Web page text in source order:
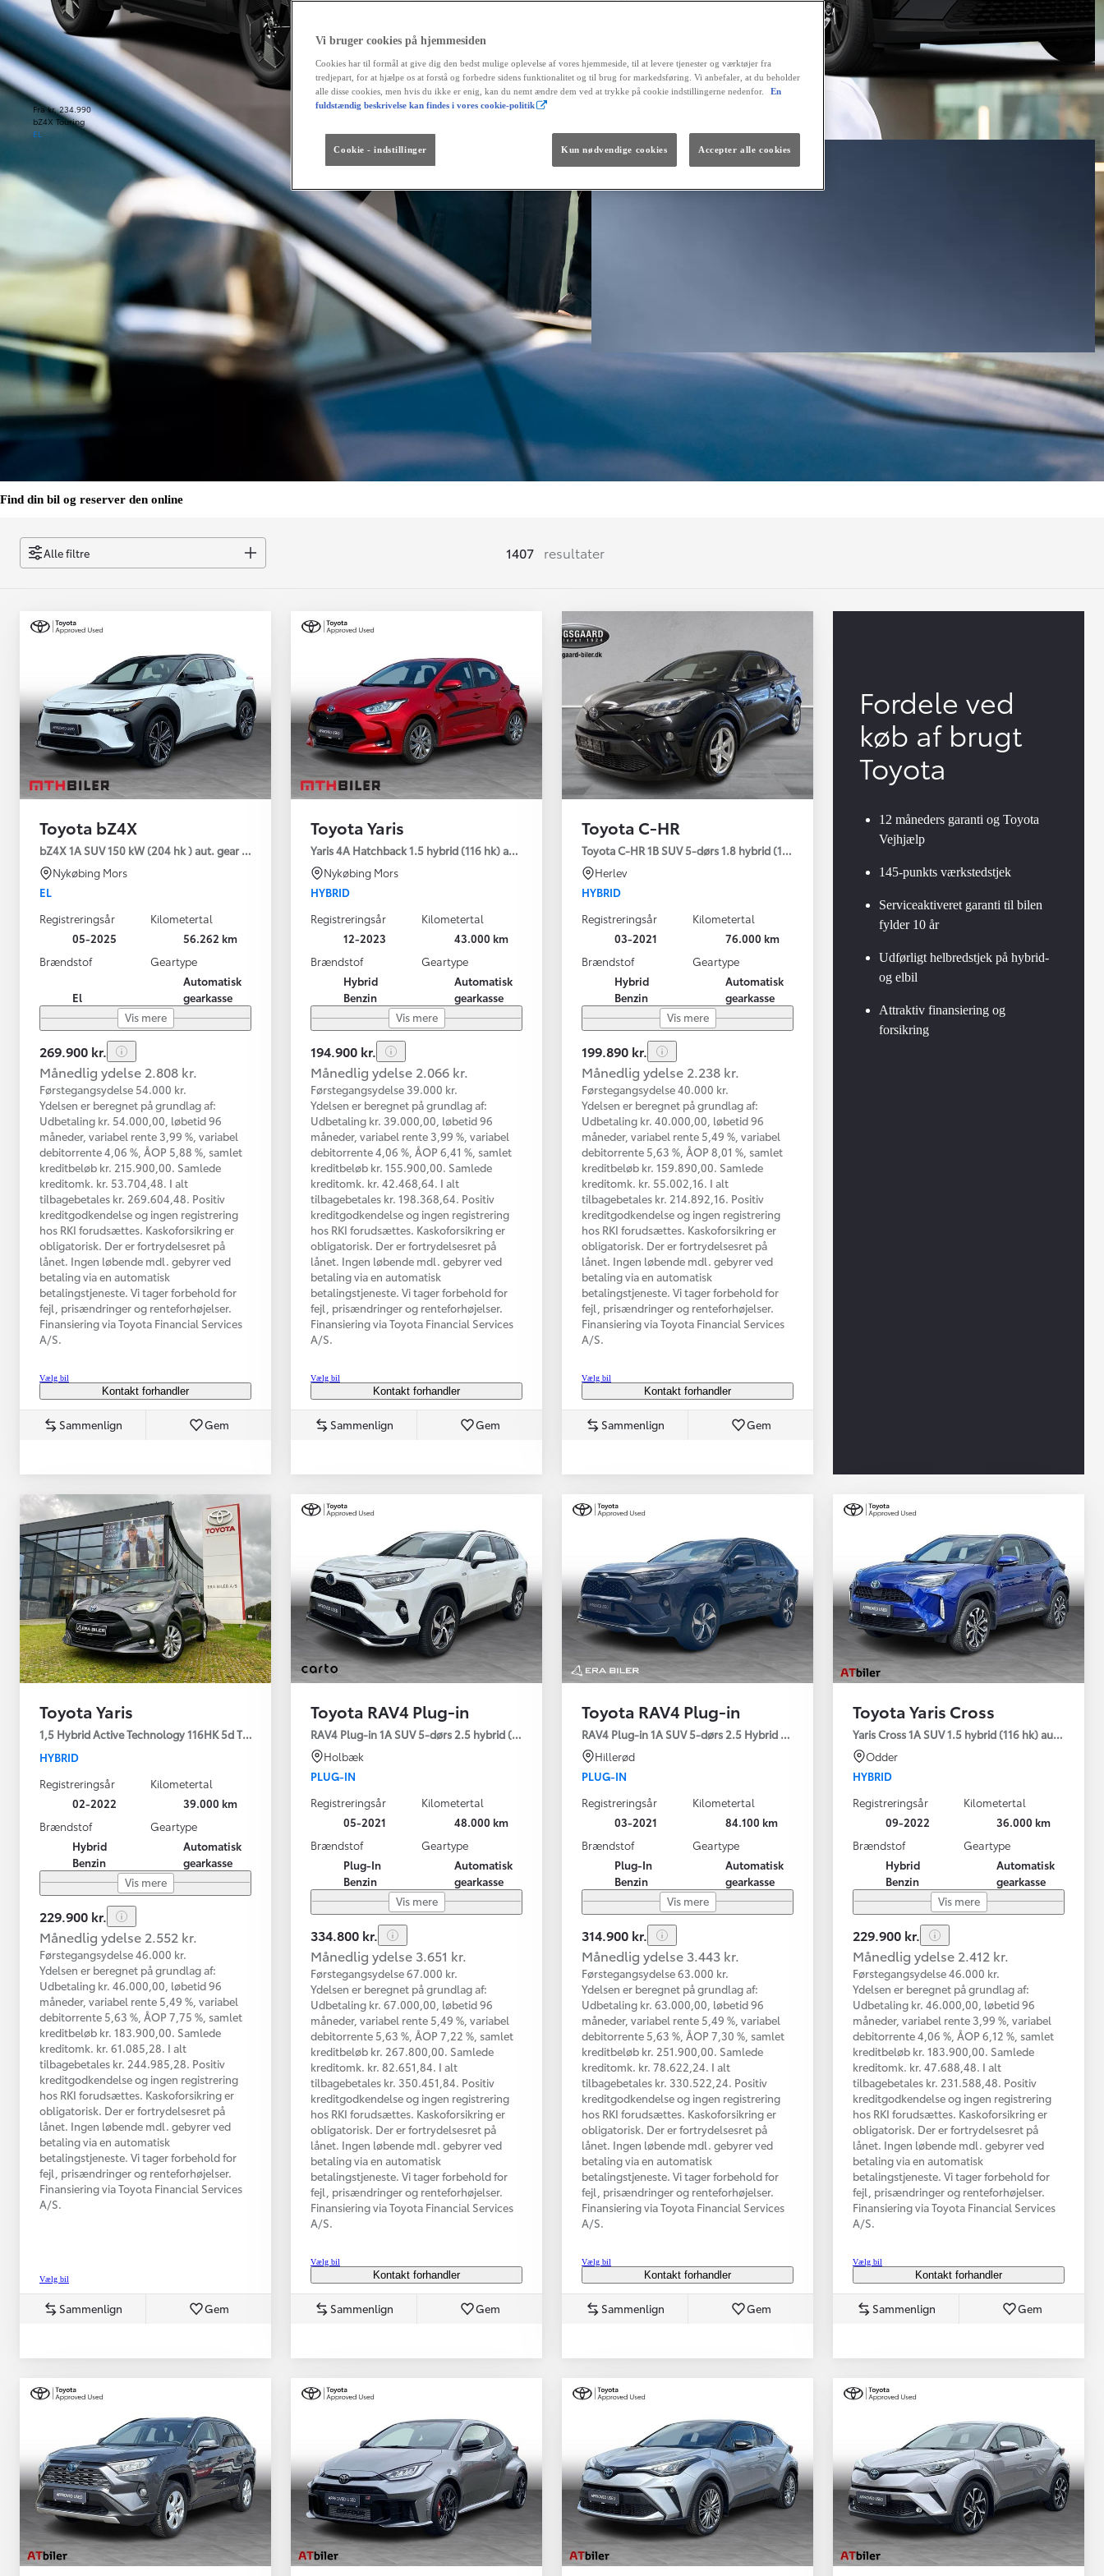
Fra kr. 234.990
bZ4X Touring
EL
Fra kr. 349.990
The soul lives on.
HYBRID
Den nye Yaris Cross
Kommer snart
Find din bil og reserver den online
Alle filtre 1407 resultater
Toyota bZ4X
bZ4X 1A SUV 150 kW (204 hk ) aut. gear Executive Premium
Nykøbing Mors
EL
Registreringsår
05-2025
Kilometertal
56.262 km
Brændstof
El
Geartype
Automatisk
gearkasse
Vis mere
269.900 kr.
Månedlig ydelse 2.808 kr.
Førstegangsydelse 54.000 kr.
Ydelsen er beregnet på grundlag af:
Udbetaling kr. 54.000,00, løbetid 96
måneder, variabel rente 3,99 %, variabel
debitorrente 4,06 %, ÅOP 5,88 %, samlet
kreditbeløb kr. 215.900,00. Samlede
kreditomk. kr. 53.704,48. I alt
tilbagebetales kr. 269.604,48. Positiv
kreditgodkendelse og ingen registrering
hos RKI forudsættes. Kaskoforsikring er
obligatorisk. Der er fortrydelsesret på
lånet. Ingen løbende mdl. gebyrer ved
betaling via en automatisk
betalingstjeneste. Vi tager forbehold for
fejl, prisændringer og renteforhøjelser.
Finansiering via Toyota Financial Services
A/S.
Vælg bil
Kontakt forhandler
Sammenlign Gem
Toyota Yaris
Yaris 4A Hatchback 1.5 hybrid (116 hk) aut. gear Active - Technology
Nykøbing Mors
HYBRID
Registreringsår
12-2023
Kilometertal
43.000 km
Brændstof
Hybrid
Benzin
Geartype
Automatisk
gearkasse
Vis mere
194.900 kr.
Månedlig ydelse 2.066 kr.
Førstegangsydelse 39.000 kr.
Ydelsen er beregnet på grundlag af:
Udbetaling kr. 39.000,00, løbetid 96
måneder, variabel rente 3,99 %, variabel
debitorrente 4,06 %, ÅOP 6,41 %, samlet
kreditbeløb kr. 155.900,00. Samlede
kreditomk. kr. 42.468,64. I alt
tilbagebetales kr. 198.368,64. Positiv
kreditgodkendelse og ingen registrering
hos RKI forudsættes. Kaskoforsikring er
obligatorisk. Der er fortrydelsesret på
lånet. Ingen løbende mdl. gebyrer ved
betaling via en automatisk
betalingstjeneste. Vi tager forbehold for
fejl, prisændringer og renteforhøjelser.
Finansiering via Toyota Financial Services
A/S.
Vælg bil
Kontakt forhandler
Sammenlign Gem
Toyota C-HR
Toyota C-HR 1B SUV 5-dørs 1.8 hybrid (122 hk) aut. gear C-LUB - Smart
Herlev
HYBRID
Registreringsår
03-2021
Kilometertal
76.000 km
Brændstof
Hybrid
Benzin
Geartype
Automatisk
gearkasse
Vis mere
199.890 kr.
Månedlig ydelse 2.238 kr.
Førstegangsydelse 40.000 kr.
Ydelsen er beregnet på grundlag af:
Udbetaling kr. 40.000,00, løbetid 96
måneder, variabel rente 5,49 %, variabel
debitorrente 5,63 %, ÅOP 8,01 %, samlet
kreditbeløb kr. 159.890,00. Samlede
kreditomk. kr. 55.002,16. I alt
tilbagebetales kr. 214.892,16. Positiv
kreditgodkendelse og ingen registrering
hos RKI forudsættes. Kaskoforsikring er
obligatorisk. Der er fortrydelsesret på
lånet. Ingen løbende mdl. gebyrer ved
betaling via en automatisk
betalingstjeneste. Vi tager forbehold for
fejl, prisændringer og renteforhøjelser.
Finansiering via Toyota Financial Services
A/S.
Vælg bil
Kontakt forhandler
Sammenlign Gem
Fordele ved
køb af brugt
Toyota
12 måneders garanti og Toyota
Vejhjælp
145-punkts værkstedstjek
Serviceaktiveret garanti til bilen
fylder 10 år
Udførligt helbredstjek på hybrid-
og elbil
Attraktiv finansiering og
forsikring
Toyota Yaris
1,5 Hybrid Active Technology 116HK 5d Trinl. Gear
HYBRID
Registreringsår
02-2022
Kilometertal
39.000 km
Brændstof
Hybrid
Benzin
Geartype
Automatisk
gearkasse
Vis mere
229.900 kr.
Månedlig ydelse 2.552 kr.
Førstegangsydelse 46.000 kr.
Ydelsen er beregnet på grundlag af:
Udbetaling kr. 46.000,00, løbetid 96
måneder, variabel rente 5,49 %, variabel
debitorrente 5,63 %, ÅOP 7,75 %, samlet
kreditbeløb kr. 183.900,00. Samlede
kreditomk. kr. 61.085,28. I alt
tilbagebetales kr. 244.985,28. Positiv
kreditgodkendelse og ingen registrering
hos RKI forudsættes. Kaskoforsikring er
obligatorisk. Der er fortrydelsesret på
lånet. Ingen løbende mdl. gebyrer ved
betaling via en automatisk
betalingstjeneste. Vi tager forbehold for
fejl, prisændringer og renteforhøjelser.
Finansiering via Toyota Financial Services
A/S.
Vælg bil
Sammenlign Gem
Toyota RAV4 Plug-in
RAV4 Plug-in 1A SUV 5-dørs 2.5 hybrid (306 hk) aut. gear AWD-i H3 - Comfort
Holbæk
PLUG-IN
Registreringsår
05-2021
Kilometertal
48.000 km
Brændstof
Plug-In
Benzin
Geartype
Automatisk
gearkasse
Vis mere
334.800 kr.
Månedlig ydelse 3.651 kr.
Førstegangsydelse 67.000 kr.
Ydelsen er beregnet på grundlag af:
Udbetaling kr. 67.000,00, løbetid 96
måneder, variabel rente 5,49 %, variabel
debitorrente 5,63 %, ÅOP 7,22 %, samlet
kreditbeløb kr. 267.800,00. Samlede
kreditomk. kr. 82.651,84. I alt
tilbagebetales kr. 350.451,84. Positiv
kreditgodkendelse og ingen registrering
hos RKI forudsættes. Kaskoforsikring er
obligatorisk. Der er fortrydelsesret på
lånet. Ingen løbende mdl. gebyrer ved
betaling via en automatisk
betalingstjeneste. Vi tager forbehold for
fejl, prisændringer og renteforhøjelser.
Finansiering via Toyota Financial Services
A/S.
Vælg bil
Kontakt forhandler
Sammenlign Gem
Toyota RAV4 Plug-in
RAV4 Plug-in 1A SUV 5-dørs 2.5 Hybrid (306 hk) aut. gear AWD-i H3 - Comfort - Premium
Hillerød
PLUG-IN
Registreringsår
03-2021
Kilometertal
84.100 km
Brændstof
Plug-In
Benzin
Geartype
Automatisk
gearkasse
Vis mere
314.900 kr.
Månedlig ydelse 3.443 kr.
Førstegangsydelse 63.000 kr.
Ydelsen er beregnet på grundlag af:
Udbetaling kr. 63.000,00, løbetid 96
måneder, variabel rente 5,49 %, variabel
debitorrente 5,63 %, ÅOP 7,30 %, samlet
kreditbeløb kr. 251.900,00. Samlede
kreditomk. kr. 78.622,24. I alt
tilbagebetales kr. 330.522,24. Positiv
kreditgodkendelse og ingen registrering
hos RKI forudsættes. Kaskoforsikring er
obligatorisk. Der er fortrydelsesret på
lånet. Ingen løbende mdl. gebyrer ved
betaling via en automatisk
betalingstjeneste. Vi tager forbehold for
fejl, prisændringer og renteforhøjelser.
Finansiering via Toyota Financial Services
A/S.
Vælg bil
Kontakt forhandler
Sammenlign Gem
Toyota Yaris Cross
Yaris Cross 1A SUV 1.5 hybrid (116 hk) aut. gear
Odder
HYBRID
Registreringsår
09-2022
Kilometertal
36.000 km
Brændstof
Hybrid
Benzin
Geartype
Automatisk
gearkasse
Vis mere
229.900 kr.
Månedlig ydelse 2.412 kr.
Førstegangsydelse 46.000 kr.
Ydelsen er beregnet på grundlag af:
Udbetaling kr. 46.000,00, løbetid 96
måneder, variabel rente 3,99 %, variabel
debitorrente 4,06 %, ÅOP 6,12 %, samlet
kreditbeløb kr. 183.900,00. Samlede
kreditomk. kr. 47.688,48. I alt
tilbagebetales kr. 231.588,48. Positiv
kreditgodkendelse og ingen registrering
hos RKI forudsættes. Kaskoforsikring er
obligatorisk. Der er fortrydelsesret på
lånet. Ingen løbende mdl. gebyrer ved
betaling via en automatisk
betalingstjeneste. Vi tager forbehold for
fejl, prisændringer og renteforhøjelser.
Finansiering via Toyota Financial Services
A/S.
Vælg bil
Kontakt forhandler
Sammenlign Gem
Vi bruger cookies på hjemmesiden
Cookies har til formål at give dig den bedst mulige oplevelse af vores hjemmeside, til at levere tjenester og værktøjer fra
tredjepart, for at hjælpe os at forstå og forbedre sidens funktionalitet og til brug for markedsføring. Vi anbefaler, at du beholder
alle disse cookies, men hvis du ikke er enig, kan du nemt ændre dem ved at trykke på cookie indstillingerne nedenfor.
En
fuldstændig beskrivelse kan findes i vores cookie-politik
Cookie - indstillinger Kun nødvendige cookies Accepter alle cookies